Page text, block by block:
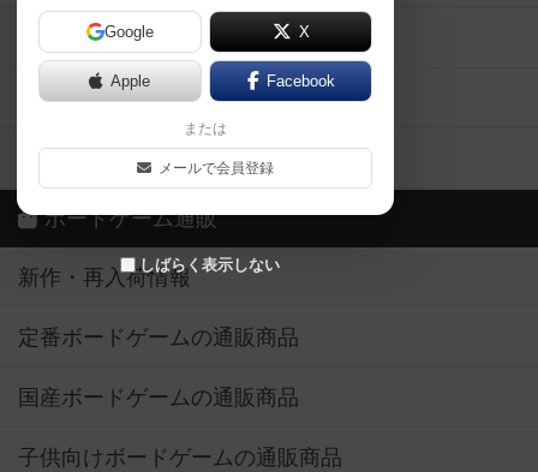
Google X
Apple Facebook
または
メールで会員登録
しばらく表示しない
ボドとも・会員一覧
ボードゲーム業界コラム
ボドゲーマご利用案内
ボードゲーム通販
新作・再入荷情報
定番ボードゲームの通販商品
国産ボードゲームの通販商品
子供向けボードゲームの通販商品